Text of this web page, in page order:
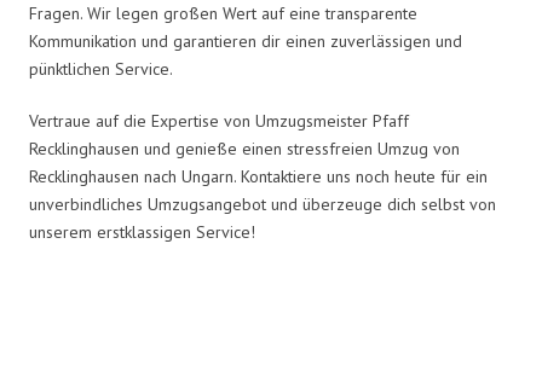
Fragen. Wir legen großen Wert auf eine transparente
Kommunikation und garantieren dir einen zuverlässigen und
pünktlichen Service.
Vertraue auf die Expertise von Umzugsmeister Pfaff
Recklinghausen und genieße einen stressfreien Umzug von
Recklinghausen nach Ungarn. Kontaktiere uns noch heute für ein
unverbindliches Umzugsangebot und überzeuge dich selbst von
unserem erstklassigen Service!